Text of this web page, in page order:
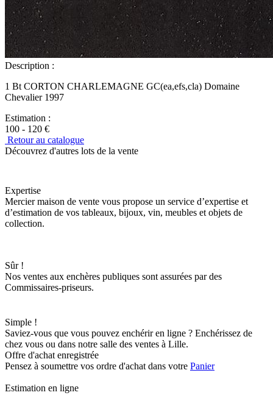
Description :
1 Bt CORTON CHARLEMAGNE GC(ea,efs,cla) Domaine
Chevalier 1997
Estimation :
100 - 120 €
Retour au catalogue
Découvrez d'autres lots de la vente
Expertise
Mercier maison de vente vous propose un service d’expertise et
d’estimation de vos tableaux, bijoux, vin, meubles et objets de
collection.
Sûr !
Nos ventes aux enchères publiques sont assurées par des
Commissaires-priseurs.
Simple !
Saviez-vous que vous pouvez enchérir en ligne ? Enchérissez de
chez vous ou dans notre salle des ventes à Lille.
Offre d'achat enregistrée
Pensez à soumettre vos ordre d'achat dans votre Panier
Estimation en ligne